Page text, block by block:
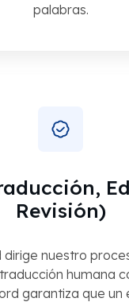
palabras.
Revisión)
nuestro
humana
garantiza que un